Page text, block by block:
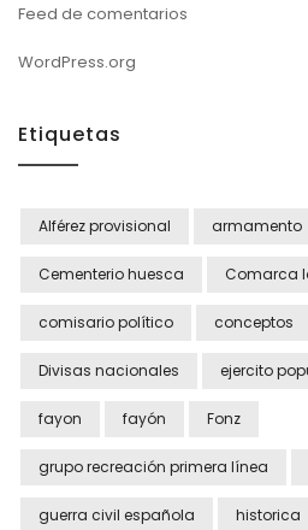
Feed de comentarios
WordPress.org
Etiquetas
Alférez provisional armamento
Cementerio huesca Comarca
comisario político conceptos
Divisas nacionales ejercito
fayon fayón Fonz
grupo recreación primera línea
guerra civil española historica